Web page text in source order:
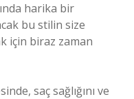
harika bir
bu stilin size
için biraz zaman
saç sağlığını ve